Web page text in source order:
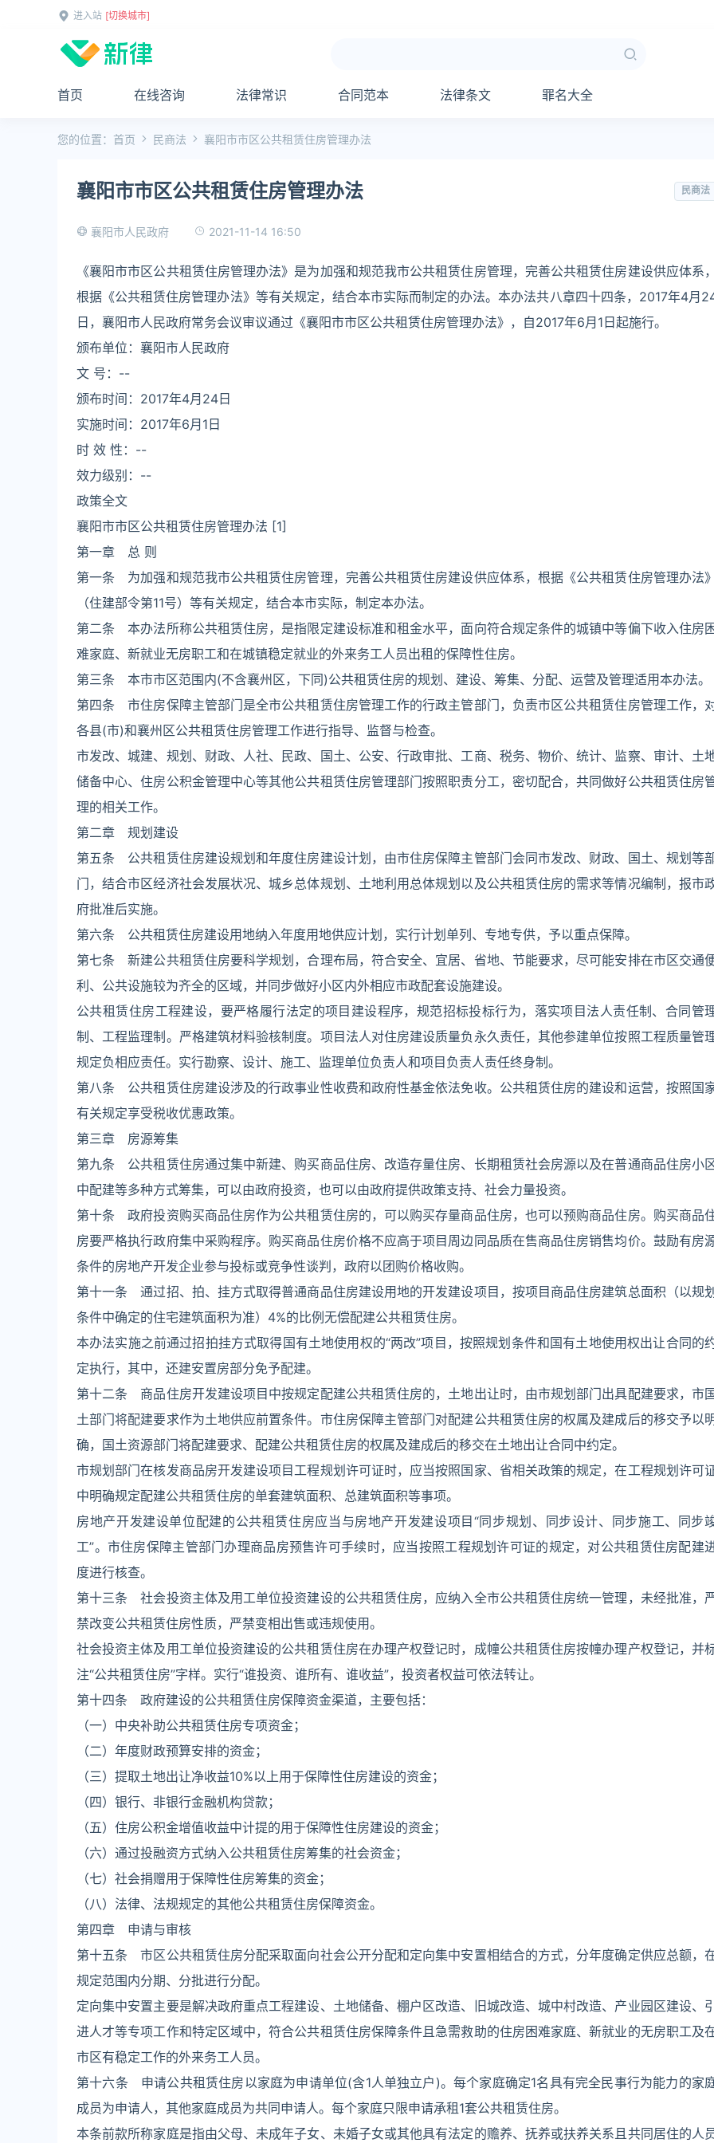
进入站 [切换城市]
首页 在线咨询 法律常识 合同范本 法律条文 罪名大全
您的位置： 首页 民商法 襄阳市市区公共租赁住房管理办法
襄阳市市区公共租赁住房管理办法 民商法
襄阳市人民政府 2021-11-14 16:50
《襄阳市市区公共租赁住房管理办法》是为加强和规范我市公共租赁住房管理，完善公共租赁住房建设供应体系，
根据《公共租赁住房管理办法》等有关规定，结合本市实际而制定的办法。本办法共八章四十四条，2017年4月
日，襄阳市人民政府常务会议审议通过《襄阳市市区公共租赁住房管理办法》，自2017年6月1日起施行。
颁布单位：襄阳市人民政府
文 号：--
颁布时间：2017年4月24日
实施时间：2017年6月1日
时 效 性：--
效力级别：--
政策全文
襄阳市市区公共租赁住房管理办法 [1]
第一章 总 则
第一条 为加强和规范我市公共租赁住房管理，完善公共租赁住房建设供应体系，根据《公共租赁住房管理办法》
（住建部令第11号）等有关规定，结合本市实际，制定本办法。
第二条 本办法所称公共租赁住房，是指限定建设标准和租金水平，面向符合规定条件的城镇中等偏下收入住房
难家庭、新就业无房职工和在城镇稳定就业的外来务工人员出租的保障性住房。
第三条 本市市区范围内(不含襄州区，下同)公共租赁住房的规划、建设、筹集、分配、运营及管理适用本办法。
第四条 市住房保障主管部门是全市公共租赁住房管理工作的行政主管部门，负责市区公共租赁住房管理工作，
各县(市)和襄州区公共租赁住房管理工作进行指导、监督与检查。
市发改、城建、规划、财政、人社、民政、国土、公安、行政审批、工商、税务、物价、统计、监察、审计、土
储备中心、住房公积金管理中心等其他公共租赁住房管理部门按照职责分工，密切配合，共同做好公共租赁住房
理的相关工作。
第二章 规划建设
第五条 公共租赁住房建设规划和年度住房建设计划，由市住房保障主管部门会同市发改、财政、国土、规划等
门，结合市区经济社会发展状况、城乡总体规划、土地利用总体规划以及公共租赁住房的需求等情况编制，报市
府批准后实施。
第六条 公共租赁住房建设用地纳入年度用地供应计划，实行计划单列、专地专供，予以重点保障。
第七条 新建公共租赁住房要科学规划，合理布局，符合安全、宜居、省地、节能要求，尽可能安排在市区交通
利、公共设施较为齐全的区域，并同步做好小区内外相应市政配套设施建设。
公共租赁住房工程建设，要严格履行法定的项目建设程序，规范招标投标行为，落实项目法人责任制、合同管
制、工程监理制。严格建筑材料验核制度。项目法人对住房建设质量负永久责任，其他参建单位按照工程质量管
规定负相应责任。实行勘察、设计、施工、监理单位负责人和项目负责人责任终身制。
第八条 公共租赁住房建设涉及的行政事业性收费和政府性基金依法免收。公共租赁住房的建设和运营，按照国
有关规定享受税收优惠政策。
第三章 房源筹集
第九条 公共租赁住房通过集中新建、购买商品住房、改造存量住房、长期租赁社会房源以及在普通商品住房小
中配建等多种方式筹集，可以由政府投资，也可以由政府提供政策支持、社会力量投资。
第十条 政府投资购买商品住房作为公共租赁住房的，可以购买存量商品住房，也可以预购商品住房。购买商品
房要严格执行政府集中采购程序。购买商品住房价格不应高于项目周边同品质在售商品住房销售均价。鼓励有房
条件的房地产开发企业参与投标或竞争性谈判，政府以团购价格收购。
第十一条 通过招、拍、挂方式取得普通商品住房建设用地的开发建设项目，按项目商品住房建筑总面积（以规划
条件中确定的住宅建筑面积为准）4%的比例无偿配建公共租赁住房。
本办法实施之前通过招拍挂方式取得国有土地使用权的“两改”项目，按照规划条件和国有土地使用权出让合同的
定执行，其中，还建安置房部分免予配建。
第十二条 商品住房开发建设项目中按规定配建公共租赁住房的，土地出让时，由市规划部门出具配建要求，市
土部门将配建要求作为土地供应前置条件。市住房保障主管部门对配建公共租赁住房的权属及建成后的移交予以
确，国土资源部门将配建要求、配建公共租赁住房的权属及建成后的移交在土地出让合同中约定。
市规划部门在核发商品房开发建设项目工程规划许可证时，应当按照国家、省相关政策的规定，在工程规划许可
中明确规定配建公共租赁住房的单套建筑面积、总建筑面积等事项。
房地产开发建设单位配建的公共租赁住房应当与房地产开发建设项目“同步规划、同步设计、同步施工、同步
工”。市住房保障主管部门办理商品房预售许可手续时，应当按照工程规划许可证的规定，对公共租赁住房配建
度进行核查。
第十三条 社会投资主体及用工单位投资建设的公共租赁住房，应纳入全市公共租赁住房统一管理，未经批准，
禁改变公共租赁住房性质，严禁变相出售或违规使用。
社会投资主体及用工单位投资建设的公共租赁住房在办理产权登记时，成幢公共租赁住房按幢办理产权登记，并
注“公共租赁住房”字样。实行“谁投资、谁所有、谁收益”，投资者权益可依法转让。
第十四条 政府建设的公共租赁住房保障资金渠道，主要包括：
（一）中央补助公共租赁住房专项资金；
（二）年度财政预算安排的资金；
（三）提取土地出让净收益10%以上用于保障性住房建设的资金；
（四）银行、非银行金融机构贷款；
（五）住房公积金增值收益中计提的用于保障性住房建设的资金；
（六）通过投融资方式纳入公共租赁住房筹集的社会资金；
（七）社会捐赠用于保障性住房筹集的资金；
（八）法律、法规规定的其他公共租赁住房保障资金。
第四章 申请与审核
第十五条 市区公共租赁住房分配采取面向社会公开分配和定向集中安置相结合的方式，分年度确定供应总额，
规定范围内分期、分批进行分配。
定向集中安置主要是解决政府重点工程建设、土地储备、棚户区改造、旧城改造、城中村改造、产业园区建设、引
进人才等专项工作和特定区域中，符合公共租赁住房保障条件且急需救助的住房困难家庭、新就业的无房职工及
市区有稳定工作的外来务工人员。
第十六条 申请公共租赁住房以家庭为申请单位(含1人单独立户)。每个家庭确定1名具有完全民事行为能力的家
成员为申请人，其他家庭成员为共同申请人。每个家庭只限申请承租1套公共租赁住房。
本条前款所称家庭是指由父母、未成年子女、未婚子女或其他具有法定的赡养、抚养或扶养关系且共同居住的人